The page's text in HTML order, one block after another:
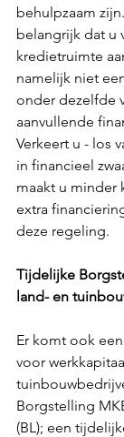
behulpzaam
belangrijk dat u
kredietruimte
namelijk niet
onder dezelfde
aanvullende
Verkeert u - los
in financieel
maakt u minder
extra
deze regeling.
Tijdelijke
land- en
Er komt ook
voor
Borgstelling
(BL); een